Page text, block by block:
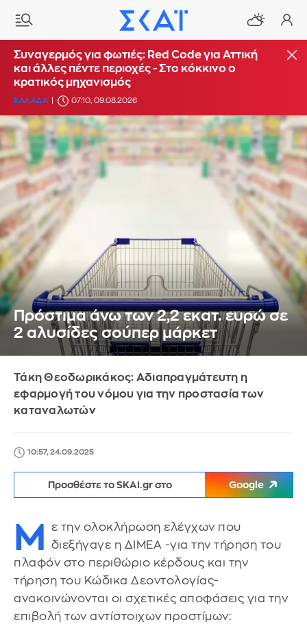
Συναγερμός για φωτιές: Red Code για Αττική
και άλλες πέντε περιοχές - Στο κόκκινο ο
κρατικός μηχανισμός
ΕΛΛΑΔΑ 07:10, 09.08.2026
Πρόστιμα άνω των 2,2 εκατ. ευρώ σε
2 αλυσίδες σούπερ μάρκετ
Τάκη Θεοδωρικάκος: Αδιαπραγμάτευτη η
εφαρμογή του νόμου για την προστασία των
καταναλωτών
10:57, 24.09.2025
Προσθέστε το SKAI.gr στο Google
Μ
ε την ολοκλήρωση ελέγχων που
διεξήγαγε η ΔΙΜΕΑ -για την τήρηση του
πλαφόν στο περιθώριο κέρδους και την
τήρηση του Κώδικα Δεοντολογίας-
ανακοινώνονται οι σχετικές αποφάσεις για την
επιβολή των αντίστοιχων προστίμων: